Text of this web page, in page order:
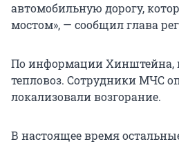
автомобильную дорогу,
мостом», — сообщил глава
По информации Хинштейна,
тепловоз. Сотрудники МЧС
локализовали возгорание.
В настоящее время